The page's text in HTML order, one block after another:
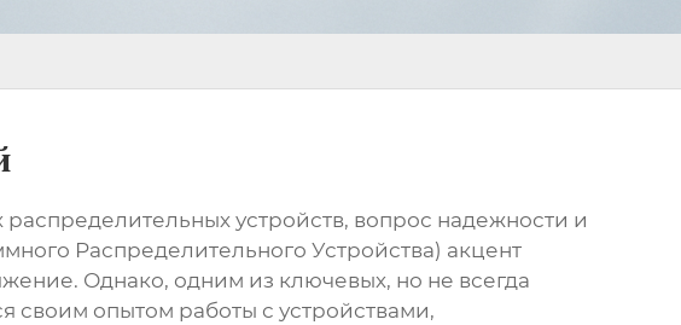
устройств, вопрос надежности и
Распределительного Устройства) акцент
Однако, одним из ключевых, но не всегда
своим опытом работы с устройствами,